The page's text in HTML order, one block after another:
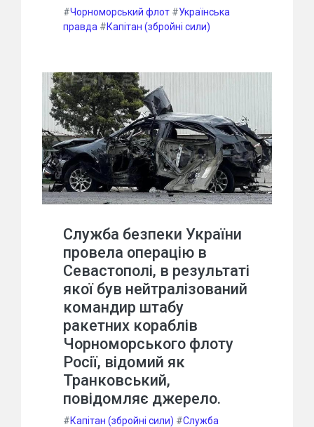
#Чорноморський флот #Українська
правда #Капітан (збройні сили)
Служба безпеки України
провела операцію в
Севастополі, в результаті
якої був нейтралізований
командир штабу
ракетних кораблів
Чорноморського флоту
Росії, відомий як
Транковський,
повідомляє джерело.
#Капітан (збройні сили) #Служба